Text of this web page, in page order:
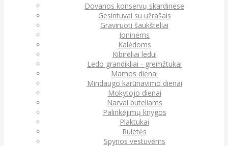
Dovanos konservų skardinėse
Gesintuvai su užrašais
Graviruoti šaukšteliai
Joninėms
Kalėdoms
Kibirėliai ledui
Ledo grandikliai - gremžtukai
Mamos dienai
Mindaugo karūnavimo dienai
Mokytojo dienai
Narvai buteliams
Palinkėjimų knygos
Plaktukai
Ruletės
Spynos vestuvėms